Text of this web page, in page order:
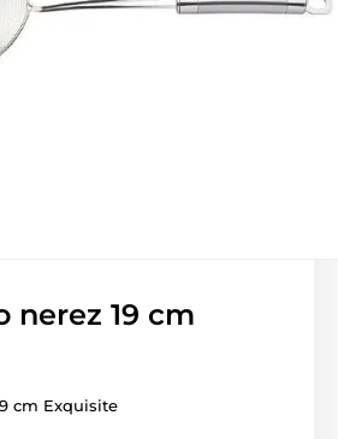
nerez 19 cm
cm Exquisite